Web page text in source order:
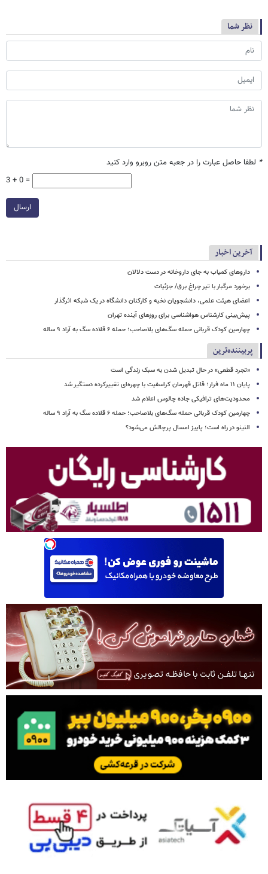
نظر شما
* لطفا حاصل عبارت را در جعبه متن روبرو وارد کنید
3 + 0 =
ارسال
آخرین اخبار
داروهای کمیاب به جای داروخانه در دست دلالان
برخورد مرگبار با تیر چراغ برق/ جزئیات
اعضای هیئت علمی، دانشجویان نخبه و کارکنان دانشگاه در یک شبکه‌ اثرگذار
پیش‌بینی کارشناس هواشناسی برای روزهای آینده تهران
چهارمین کودک قربانی حمله سگ‌های بلاصاحب؛ حمله ۶ قلاده سگ به آراد ۹ ساله
پربیننده‌ترین
«تجرد قطعی» در حال تبدیل شدن به سبک زندگی است
پایان ۱۱ ماه فرار؛ قاتل قهرمان کراسفیت با چهره‌ای تغییرکرده دستگیر شد
محدودیت‌های ترافیکی جاده چالوس اعلام شد
چهارمین کودک قربانی حمله سگ‌های بلاصاحب؛ حمله ۶ قلاده سگ به آراد ۹ ساله
النینو در راه است؛ پاییز امسال پرچالش می‌شود؟